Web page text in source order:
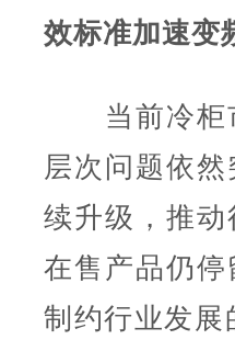
效标准加速变
当前冷柜市
层次问题依
续升级，推
在售产品仍
制约行业发展